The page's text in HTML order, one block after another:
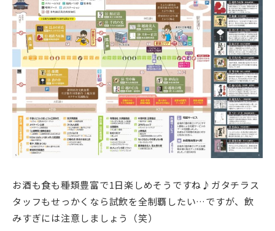
お酒も食も種類豊富で1日楽しめそうですね♪ガタチラス
タッフもせっかくなら試飲を全制覇したい…ですが、飲
みすぎには注意しましょう（笑）